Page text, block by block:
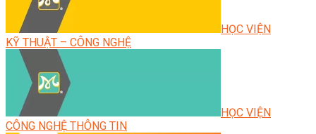
HỌC VIỆN
KỸ THUẬT – CÔNG NGHỆ
HỌC VIỆN
CÔNG NGHỆ THÔNG TIN